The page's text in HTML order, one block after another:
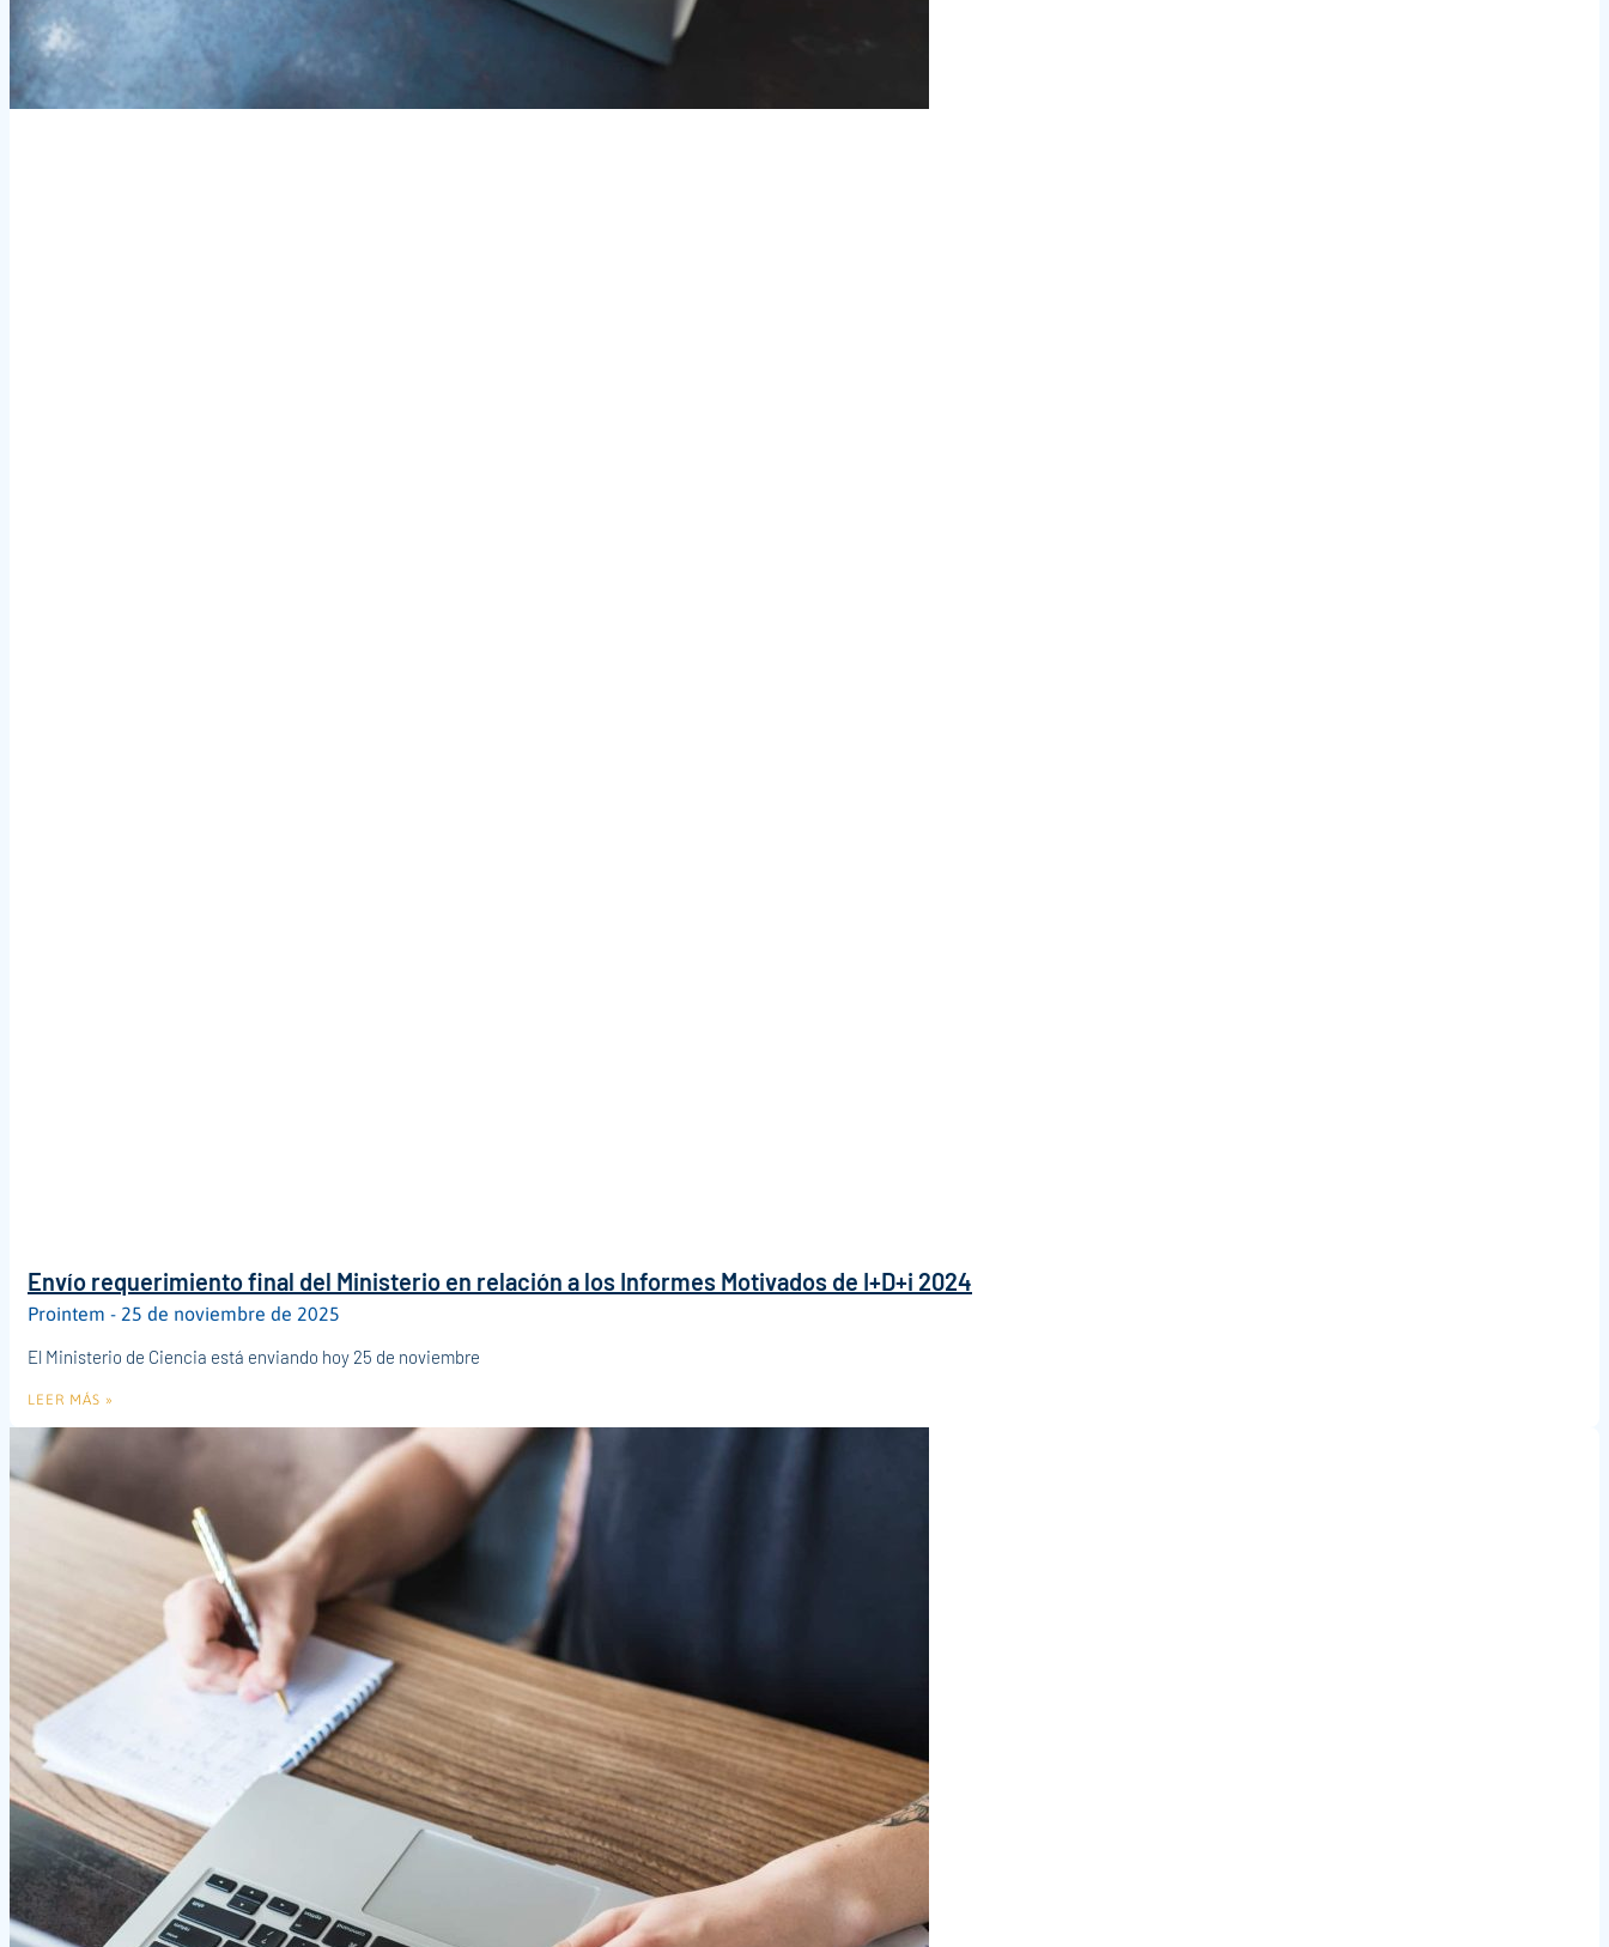
Envío requerimiento final del Ministerio en relación a los Informes Motivados de I+D+i 2024
Prointem
25 de noviembre de 2025
El Ministerio de Ciencia está enviando hoy 25 de noviembre
LEER MÁS »